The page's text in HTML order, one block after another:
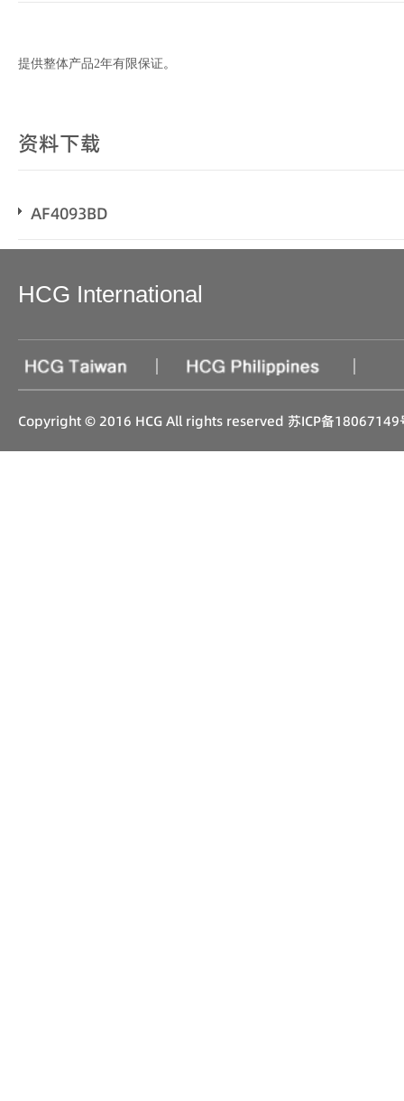
提供整体产品2年有限保证。
资料下载
AF4093BD
HCG International
| |
Copyright © 2016 HCG All rights reserved 苏ICP备